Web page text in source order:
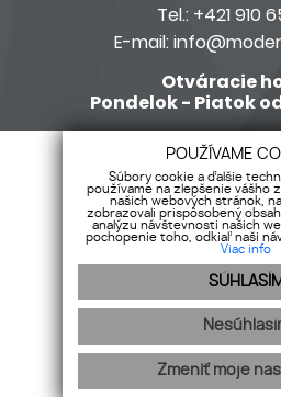
Tel.: +421 910
E-mail:
Otváracie
Pondelok - Piatok
Členom siete Realitné
webdesign
POUŽÍVAME
Súbory cookie a ďalšie
používame na zlepšenie vášho
našich webových stránok,
zobrazovali prispôsobený obsah
analýzu návštevnosti našich
pochopenie toho, odkiaľ naši
Viac info
Zmeniť moje